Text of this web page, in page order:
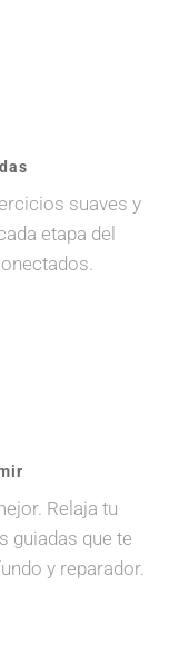
suaves y
etapa del
Relaja tu
guiadas que te
y reparador.